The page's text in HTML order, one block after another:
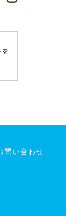
問い合わせ